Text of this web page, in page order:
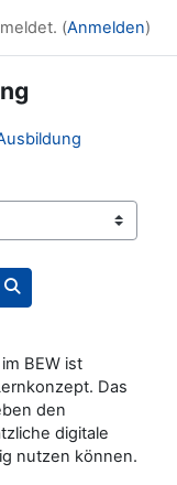
(Anmelden)
Kurse suchen
BEW ist
Das
den
digitale
nutzen können.